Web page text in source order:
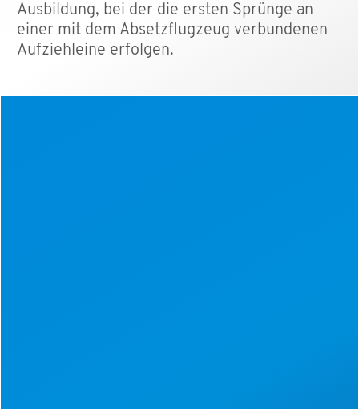
Ausbildung, bei der die ersten Sprünge an
einer mit dem Absetzflugzeug verbundenen
Aufziehleine erfolgen.